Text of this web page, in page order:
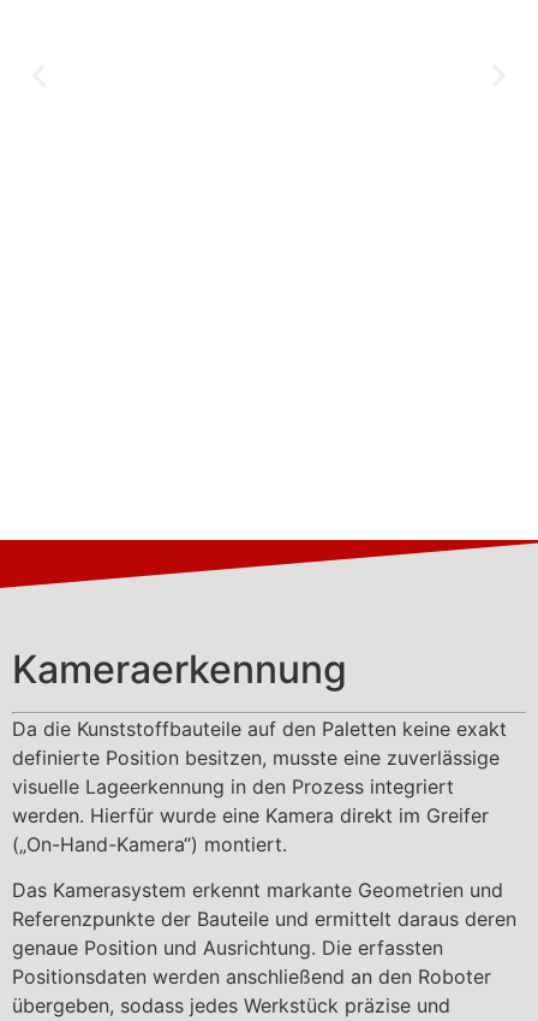
Kameraerkennung
Da die Kunststoffbauteile auf den Paletten keine exakt
definierte Position besitzen, musste eine zuverlässige
visuelle Lageerkennung in den Prozess integriert
werden. Hierfür wurde eine Kamera direkt im Greifer
(„On-Hand-Kamera“) montiert.
Das Kamerasystem erkennt markante Geometrien und
Referenzpunkte der Bauteile und ermittelt daraus deren
genaue Position und Ausrichtung. Die erfassten
Positionsdaten werden anschließend an den Roboter
übergeben, sodass jedes Werkstück präzise und